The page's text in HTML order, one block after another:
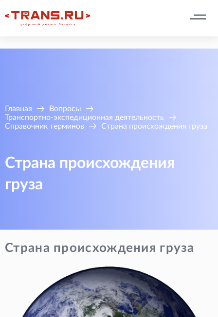
Главная
Вопросы
Транспортно-экспедиционная деятельность
Справочник терминов
Страна происхождения груза
Страна происхождения
груза
Страна происхождения груза